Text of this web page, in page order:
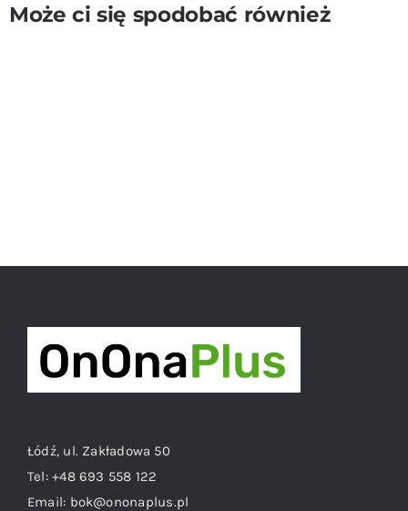
Może ci się spodobać również
Łódź, ul. Zakładowa 50
Tel:+48 693 558 122
Email: bok@ononaplus.pl